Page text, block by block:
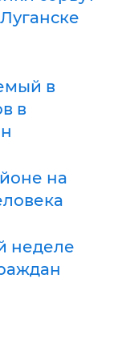
в
в
на
неделе